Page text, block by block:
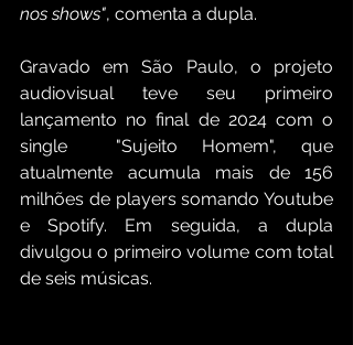
nos shows", comenta a dupla.
Gravado em São Paulo, o projeto
audiovisual teve seu primeiro
lançamento no final de 2024 com o
single  "Sujeito Homem", que
atualmente acumula mais de 156
milhões de players somando Youtube
e Spotify. Em seguida, a dupla
divulgou o primeiro volume com total
de seis músicas.